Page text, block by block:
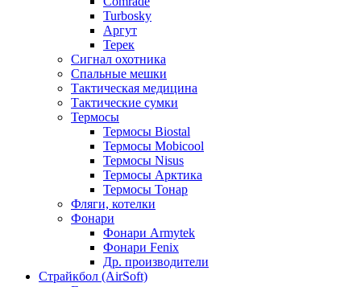
Turbosky
Аргут
Терек
Сигнал охотника
Спальные мешки
Тактическая медицина
Тактические сумки
Термосы
Термосы Biostal
Термосы Mobicool
Термосы Nisus
Термосы Арктика
Термосы Тонар
Фляги, котелки
Фонари
Фонари Armytek
Фонари Fenix
Др. производители
Страйкбол (AirSoft)